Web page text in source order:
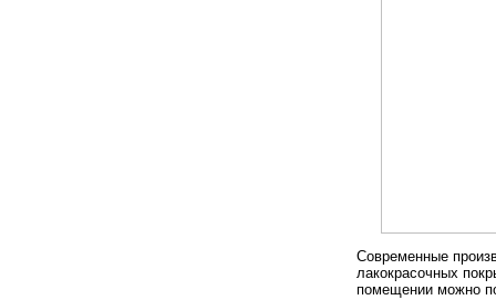
Современные
лакокрасочных
помещении можно